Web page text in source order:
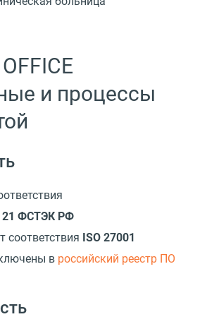
и процессы
21 ФСТЭК РФ
соответствия ISO 27001
в российский реестр ПО